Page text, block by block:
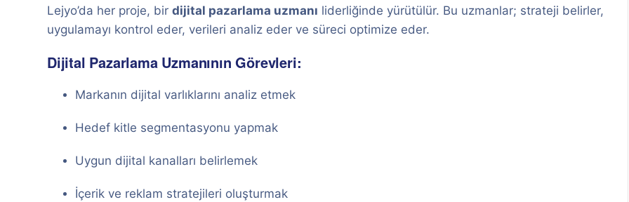
Lejyo’da her proje, bir dijital pazarlama uzmanı liderliğinde yürütülür. Bu uzmanlar; strateji belirler,
uygulamayı kontrol eder, verileri analiz eder ve süreci optimize eder.
Dijital Pazarlama Uzmanının Görevleri:
Markanın dijital varlıklarını analiz etmek
Hedef kitle segmentasyonu yapmak
Uygun dijital kanalları belirlemek
İçerik ve reklam stratejileri oluşturmak